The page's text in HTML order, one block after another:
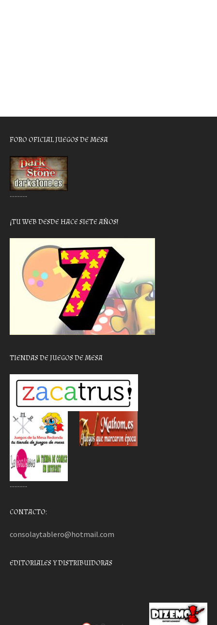
FORO OFICIAL JUEGOS DE MESA
………..
¡TU WEB DESDE HACE SIETE AÑOS!
TIENDAS DE JUEGOS DE MESA
………..
CONTACTO:
consolaytablero@hotmail.com
EDITORIALES Y DISTRIBUIDORAS